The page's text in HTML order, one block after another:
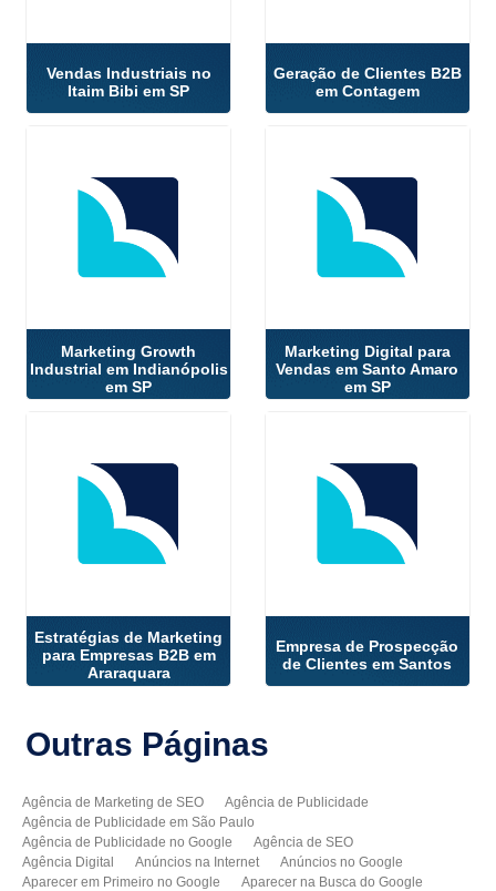
Vendas Industriais no
Itaim Bibi em SP
Geração de Clientes B2B
em Contagem
Marketing Growth
Industrial em Indianópolis
em SP
Marketing Digital para
Vendas em Santo Amaro
em SP
Estratégias de Marketing
para Empresas B2B em
Araraquara
Empresa de Prospecção
de Clientes em Santos
Outras Páginas
Agência de Marketing de SEO
Agência de Publicidade
Agência de Publicidade em São Paulo
Agência de Publicidade no Google
Agência de SEO
Agência Digital
Anúncios na Internet
Anúncios no Google
Aparecer em Primeiro no Google
Aparecer na Busca do Google